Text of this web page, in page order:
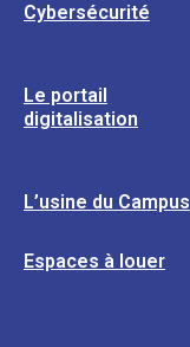
Cybersécurité
Le portail
digitalisation
L’usine du Campus
Espaces à louer